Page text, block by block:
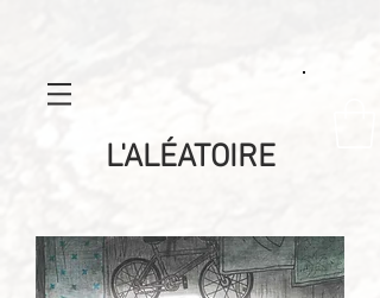
L'ALÉATOIRE